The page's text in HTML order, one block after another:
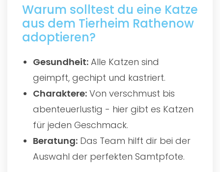
Warum solltest du eine Katze
aus dem Tierheim Rathenow
adoptieren?
Gesundheit: Alle Katzen sind
geimpft, gechipt und kastriert.
Charaktere: Von verschmust bis
abenteuerlustig - hier gibt es Katzen
für jeden Geschmack.
Beratung: Das Team hilft dir bei der
Auswahl der perfekten Samtpfote.